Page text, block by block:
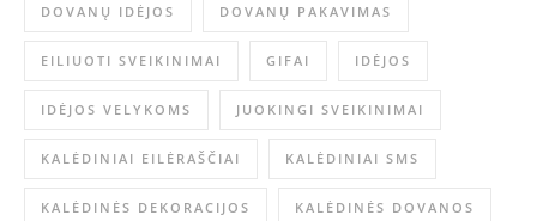
DOVANŲ IDĖJOS DOVANŲ PAKAVIMAS
EILIUOTI SVEIKINIMAI GIFAI IDĖJOS
IDĖJOS VELYKOMS JUOKINGI SVEIKINIMAI
KALĖDINIAI EILĖRAŠČIAI KALĖDINIAI SMS
KALĖDINĖS DEKORACIJOS KALĖDINĖS DOVANOS